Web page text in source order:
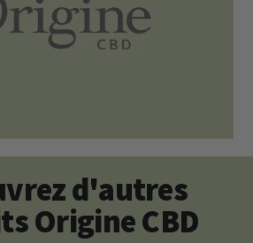
d'autres
Origine CBD